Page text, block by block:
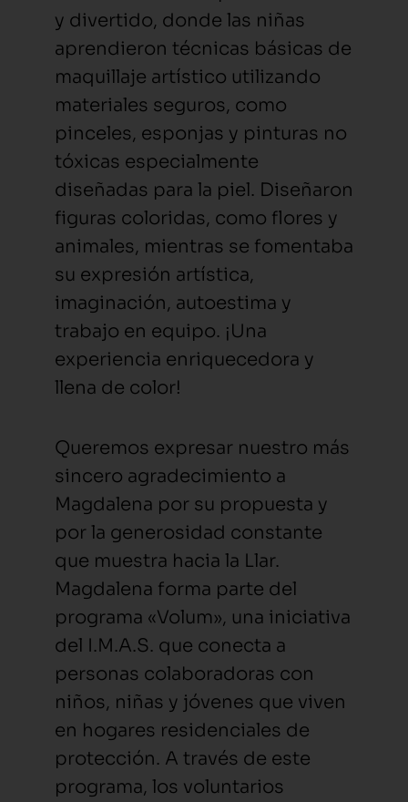
y divertido, donde las niñas
aprendieron técnicas básicas de
maquillaje artístico utilizando
materiales seguros, como
pinceles, esponjas y pinturas no
tóxicas especialmente
diseñadas para la piel. Diseñaron
figuras coloridas, como flores y
animales, mientras se fomentaba
su expresión artística,
imaginación, autoestima y
trabajo en equipo. ¡Una
experiencia enriquecedora y
llena de color!
Queremos expresar nuestro más
sincero agradecimiento a
Magdalena por su propuesta y
por la generosidad constante
que muestra hacia la Llar.
Magdalena forma parte del
programa «Volum», una iniciativa
del I.M.A.S. que conecta a
personas colaboradoras con
niños, niñas y jóvenes que viven
en hogares residenciales de
protección. A través de este
programa, los voluntarios